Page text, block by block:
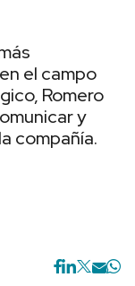
el campo
Romero
y
compañía.